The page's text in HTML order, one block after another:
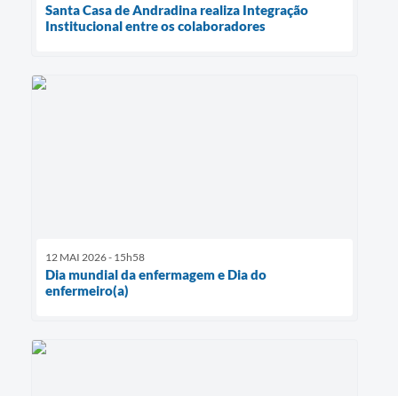
Santa Casa de Andradina realiza Integração
Institucional entre os colaboradores
12 MAI 2026 - 15h58
Dia mundial da enfermagem e Dia do
enfermeiro(a)